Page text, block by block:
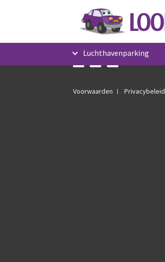
Luchthavenparking
Voorwaarden Privacybeleid